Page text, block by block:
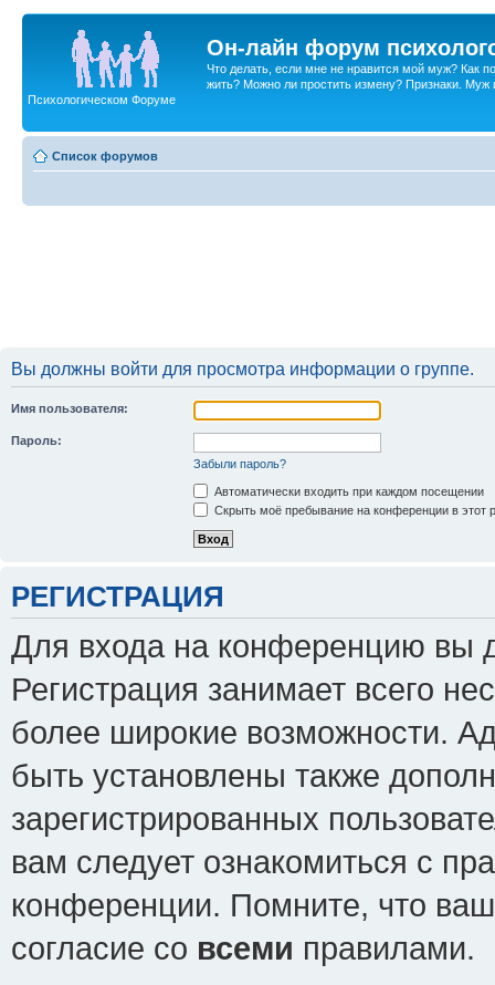
Он-лайн форум
Что делать, если мне не нравится мой муж? Как
жить? Можно ли простить измену? Признаки. Муж
Психологическом Форуме
Список форумов
Вы должны войти для просмотра информации о группе.
Имя пользователя:
Пароль:
Забыли пароль?
Автоматически входить при каждом посещении
Скрыть моё пребывание на конференции в этот
РЕГИСТРАЦИЯ
Для входа на конференцию вы
Регистрация занимает всего
более широкие возможности.
быть установлены также
зарегистрированных
вам следует ознакомиться с
конференции. Помните, что
согласие со всеми правилами.